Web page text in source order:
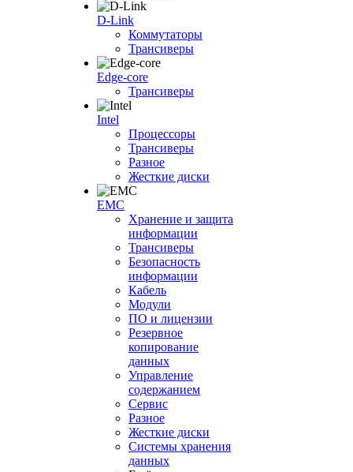
D-Link
Коммутаторы
Трансиверы
Edge-core
Трансиверы
Intel
Процессоры
Трансиверы
Разное
Жесткие диски
EMC
Хранение и защита
информации
Трансиверы
Безопасность
информации
Кабель
Модули
ПО и лицензии
Резервное
копирование
данных
Управление
содержанием
Сервис
Разное
Жесткие диски
Системы хранения
данных